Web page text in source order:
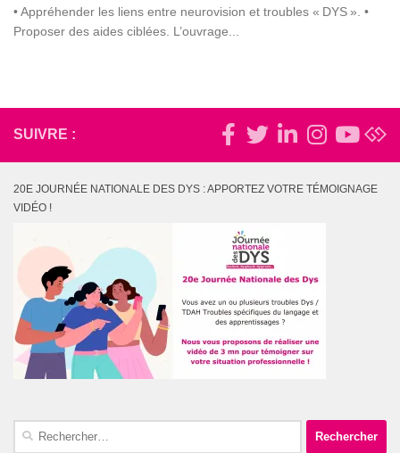
• Appréhender les liens entre neurovision et troubles « DYS ». •
Proposer des aides ciblées. L’ouvrage...
SUIVRE :
20E JOURNÉE NATIONALE DES DYS : APPORTEZ VOTRE TÉMOIGNAGE
VIDÉO !
Rechercher :